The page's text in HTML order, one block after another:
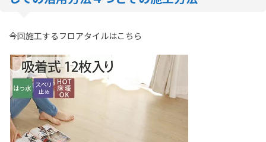
今回施工するフロアタイルはこちら